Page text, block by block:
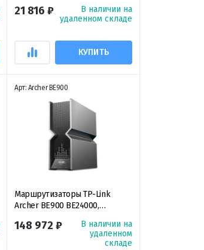
7 с EasyMesh
21 816 ₽
В наличии на
удаленном складе
КУПИТЬ
Арт: Archer BE900
Маршрутизаторы TP-Link
Archer BE900 BE24000,
Wi‑Fi 7
148 972 ₽
В наличии на
удаленном
складе